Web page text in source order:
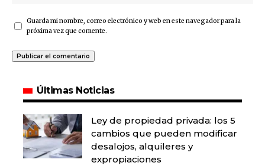
Guarda mi nombre, correo electrónico y web en este navegador para la
próxima vez que comente.
Últimas Noticias
Ley de propiedad privada: los 5
cambios que pueden modificar
desalojos, alquileres y
expropiaciones